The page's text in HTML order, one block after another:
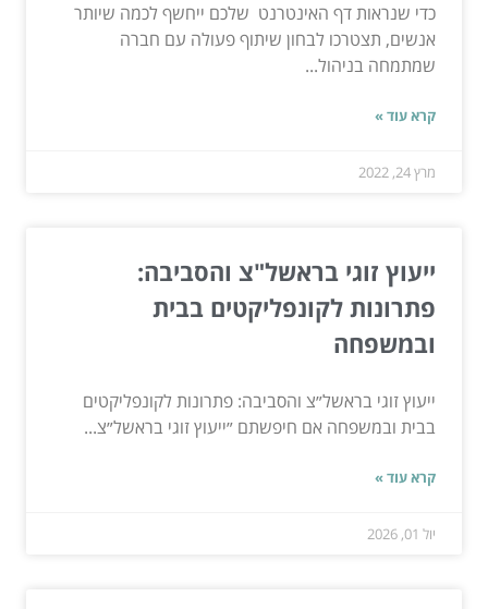
כדי שנראות דף האינטרנט שלכם ייחשף לכמה שיותר
אנשים, תצטרכו לבחון שיתוף פעולה עם חברה
שמתמחה בניהול...
קרא עוד »
מרץ 24, 2022
ייעוץ זוגי בראשל"צ והסביבה:
פתרונות לקונפליקטים בבית
ובמשפחה
ייעוץ זוגי בראשל״צ והסביבה: פתרונות לקונפליקטים
בבית ובמשפחה אם חיפשתם ״ייעוץ זוגי בראשל״צ...
קרא עוד »
יול 01, 2026